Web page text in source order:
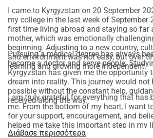
I came to Kyrgyzstan on 20 September
my college in the last week of September
first time living abroad and staying so far
mother, which was emotionally
beginning. Adjusting to a new country,
and environment was not easy, but over
learning and growing more independent.
Pursuing a medical degree has always
become a doctor and serve people.
Kyrgyzstan has given me the opportunity
dream into reality. This journey would not
possible without the constant help,
received along the way.
I am truly grateful for everything that has
me. From the bottom of my heart, I want
for your support, encouragement, and
helped me take this important step in my
Διάβασε περισσότερα